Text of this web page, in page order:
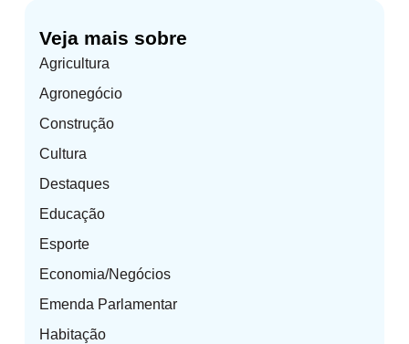
Veja mais sobre
Agricultura
Agronegócio
Construção
Cultura
Destaques
Educação
Esporte
Economia/Negócios
Emenda Parlamentar
Habitação